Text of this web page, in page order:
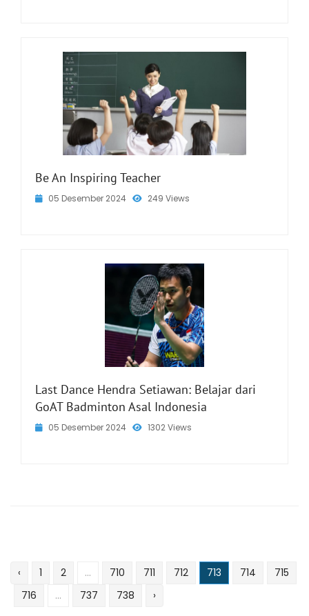
Be An Inspiring Teacher
05 Desember 2024 249 Views
Last Dance Hendra Setiawan: Belajar dari
GoAT Badminton Asal Indonesia
05 Desember 2024 1302 Views
‹ 1 2 ... 710 711 712 713 714
715
716
... 737 738 ›